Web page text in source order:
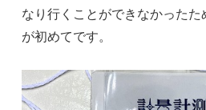
なり行くことができなかった
が初めてです。